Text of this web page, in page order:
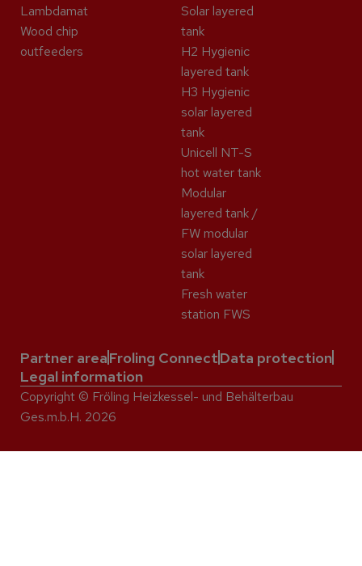
Lambdamat
Wood chip
outfeeders
Solar layered
tank
H2 Hygienic
layered tank
H3 Hygienic
solar layered
tank
Unicell NT-S
hot water tank
Modular
layered tank /
FW modular
solar layered
tank
Fresh water
station FWS
Partner areaFroling ConnectData protection
Legal information
Copyright © Fröling Heizkessel- und Behälterbau
Ges.m.b.H. 2026